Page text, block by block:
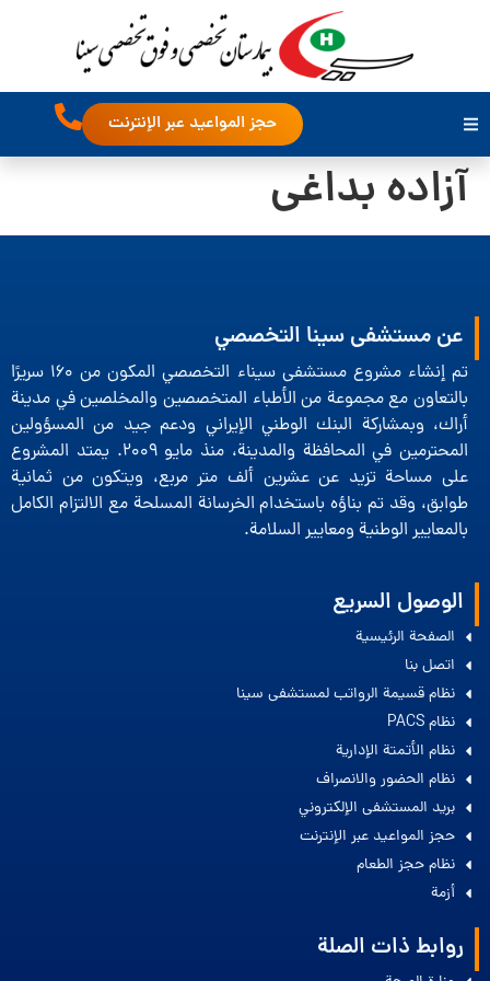
حجز المواعيد عبر الإنترنت
آزاده بداغی
عن مستشفى سينا التخصصي
تم إنشاء مشروع مستشفى سيناء التخصصي المكون من 160 سريرًا
بالتعاون مع مجموعة من الأطباء المتخصصين والمخلصين في مدينة
أراك، وبمشاركة البنك الوطني الإيراني ودعم جيد من المسؤولين
المحترمين في المحافظة والمدينة، منذ مايو 2009. يمتد المشروع
على مساحة تزيد عن عشرين ألف متر مربع، ويتكون من ثمانية
طوابق، وقد تم بناؤه باستخدام الخرسانة المسلحة مع الالتزام الكامل
بالمعايير الوطنية ومعايير السلامة.
الوصول السريع
الصفحة الرئيسية
اتصل بنا
نظام قسيمة الرواتب لمستشفى سينا
نظام PACS
نظام الأتمتة الإدارية
نظام الحضور والانصراف
بريد المستشفى الإلكتروني
حجز المواعيد عبر الإنترنت
نظام حجز الطعام
أزمة
روابط ذات الصلة